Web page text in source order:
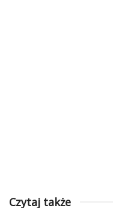
Czytaj także